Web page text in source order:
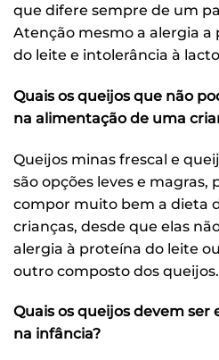
que difere sempre de um
Atenção mesmo a alergia a
do leite e intolerância à
Quais os queijos que não
na alimentação de uma
Queijos minas frescal e
são opções leves e magras,
compor muito bem a dieta
crianças, desde que elas
alergia à proteína do leite
outro composto dos queijos.
Quais os queijos devem ser
na infância?